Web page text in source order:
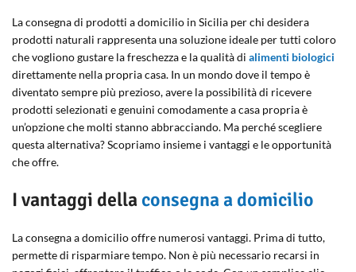
La consegna di prodotti a domicilio in Sicilia per chi desidera
prodotti naturali rappresenta una soluzione ideale per tutti coloro
che vogliono gustare la freschezza e la qualità di alimenti biologici
direttamente nella propria casa. In un mondo dove il tempo è
diventato sempre più prezioso, avere la possibilità di ricevere
prodotti selezionati e genuini comodamente a casa propria è
un’opzione che molti stanno abbracciando. Ma perché scegliere
questa alternativa? Scopriamo insieme i vantaggi e le opportunità
che offre.
I vantaggi della consegna a domicilio
La consegna a domicilio offre numerosi vantaggi. Prima di tutto,
permette di risparmiare tempo. Non è più necessario recarsi in